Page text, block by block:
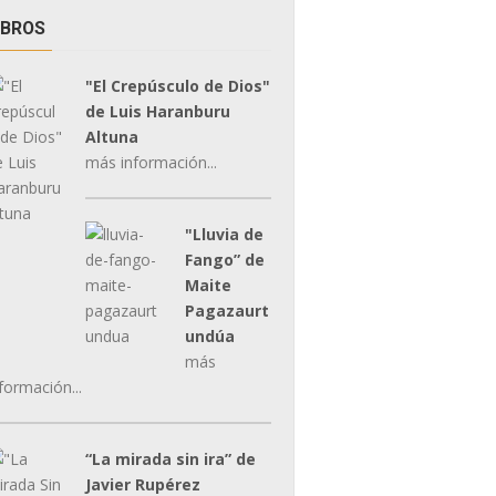
"El Crepúsculo de Dios"
de Luis Haranburu
Altuna
más información...
"Lluvia de
Fango” de
Maite
Pagazaurt
undúa
más
“La mirada sin ira” de
Javier Rupérez